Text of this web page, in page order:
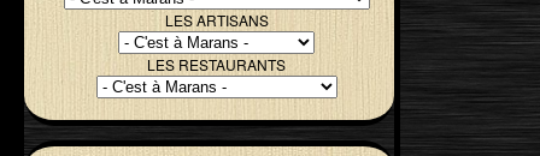
LES ARTISANS
LES RESTAURANTS